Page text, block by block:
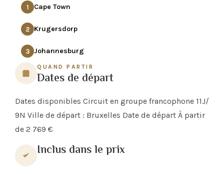
1 Cape Town
2 Krugersdorp
3 Johannesburg
QUAND PARTIR
Dates de départ
Dates disponibles Circuit en groupe francophone 11J/
9N Ville de départ : Bruxelles Date de départ À partir
de 2 769 €
Inclus dans le prix